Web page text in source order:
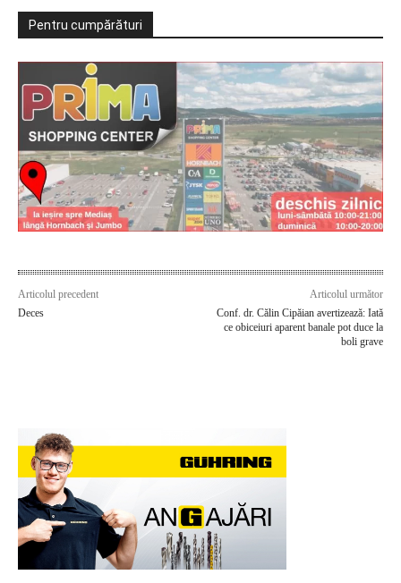
Pentru cumpărături
Articolul precedent
Deces
Articolul următor
Conf. dr. Călin Cipăian avertizează: Iată
ce obiceiuri aparent banale pot duce la
boli grave